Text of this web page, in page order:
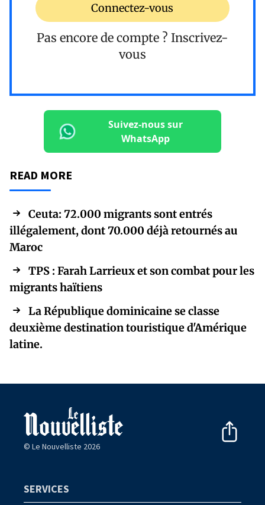
Connectez-vous
Pas encore de compte ? Inscrivez-
vous
Suivez-nous sur
WhatsApp
READ MORE
Ceuta: 72.000 migrants sont entrés
illégalement, dont 70.000 déjà retournés au
Maroc
TPS : Farah Larrieux et son combat pour les
migrants haïtiens
La République dominicaine se classe
deuxième destination touristique d'Amérique
latine.
© Le Nouvelliste 2026
SERVICES